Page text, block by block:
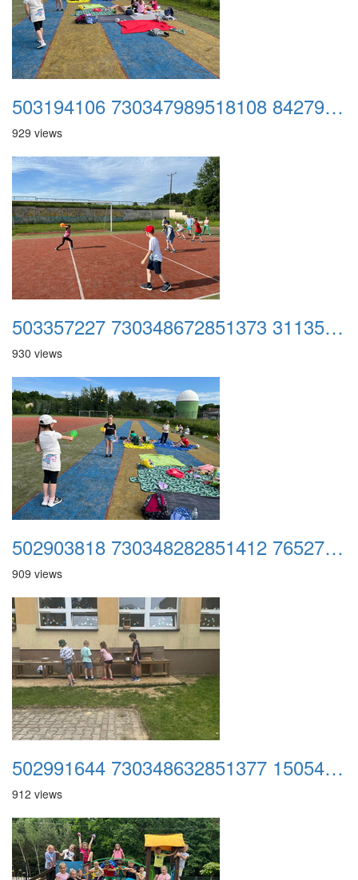
503194106 730347989518108 8427900084133923775 n
929 views
503357227 730348672851373 3113507620123673166 n
930 views
502903818 730348282851412 7652726209137620807 n
909 views
502991644 730348632851377 1505440556487294120 n
912 views